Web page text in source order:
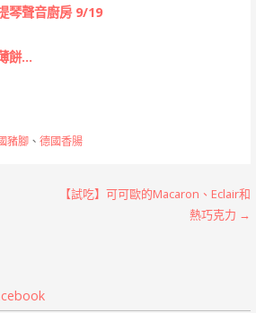
琴聲音廚房 9/19
餅…
豬腳、 德國香腸
【試吃】可可歐的Macaron、Eclair和
熱巧克力 →